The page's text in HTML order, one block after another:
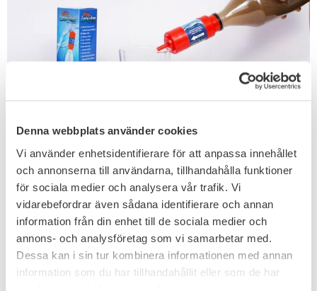
Denna webbplats använder cookies
Vi använder enhetsidentifierare för att anpassa innehållet
och annonserna till användarna, tillhandahålla funktioner
för sociala medier och analysera vår trafik. Vi
vidarebefordrar även sådana identifierare och annan
information från din enhet till de sociala medier och
annons- och analysföretag som vi samarbetar med.
Dessa kan i sin tur kombinera informationen med annan
information som du har tillhandahållit eller som de har
Visar den äldre versionen på flaskfilter (röd).
Related products
15% FAVORITE